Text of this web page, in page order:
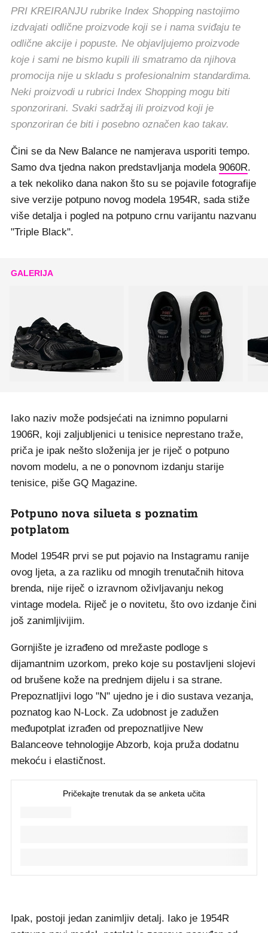
PRI KREIRANJU rubrike Index Shopping nastojimo
izdvajati odlične proizvode koji se i nama sviđaju te
odlične akcije i popuste. Ne objavljujemo proizvode
koje i sami ne bismo kupili ili smatramo da njihova
promocija nije u skladu s profesionalnim standardima.
Neki proizvodi u rubrici Index Shopping mogu biti
sponzorirani. Svaki sadržaj ili proizvod koji je
sponzoriran će biti i posebno označen kao takav.
Čini se da New Balance ne namjerava usporiti tempo.
Samo dva tjedna nakon predstavljanja modela 9060R.
a tek nekoliko dana nakon što su se pojavile fotografije
sive verzije potpuno novog modela 1954R, sada stiže
više detalja i pogled na potpuno crnu varijantu nazvanu
"Triple Black".
GALERIJA
Iako naziv može podsjećati na iznimno popularni
1906R, koji zaljubljenici u tenisice neprestano traže,
priča je ipak nešto složenija jer je riječ o potpuno
novom modelu, a ne o ponovnom izdanju starije
tenisice, piše GQ Magazine.
Potpuno nova silueta s poznatim
potplatom
Model 1954R prvi se put pojavio na Instagramu ranije
ovog ljeta, a za razliku od mnogih trenutačnih hitova
brenda, nije riječ o izravnom oživljavanju nekog
vintage modela. Riječ je o novitetu, što ovo izdanje čini
još zanimljivijim.
Gornjište je izrađeno od mrežaste podloge s
dijamantnim uzorkom, preko koje su postavljeni slojevi
od brušene kože na prednjem dijelu i sa strane.
Prepoznatljivi logo "N" ujedno je i dio sustava vezanja,
poznatog kao N-Lock. Za udobnost je zadužen
međupotplat izrađen od prepoznatljive New
Balanceove tehnologije Abzorb, koja pruža dodatnu
mekoću i elastičnost.
Ipak, postoji jedan zanimljiv detalj. Iako je 1954R